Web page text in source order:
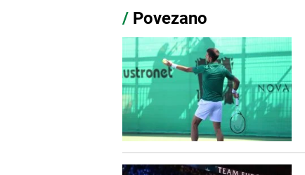
/ Povezano